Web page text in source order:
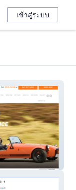
เข้าสู่ระบบ